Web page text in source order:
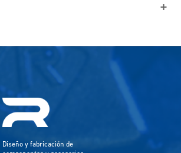
Diseño y fabricación de